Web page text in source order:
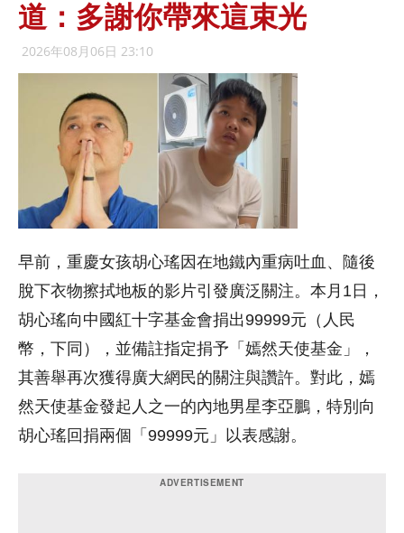
道：多謝你帶來這束光
2026年08月06日 23:10
早前，重慶女孩胡心瑤因在地鐵內重病吐血、隨後
脫下衣物擦拭地板的影片引發廣泛關注。本月1日，
胡心瑤向中國紅十字基金會捐出99999元（人民
幣，下同），並備註指定捐予「嫣然天使基金」，
其善舉再次獲得廣大網民的關注與讚許。對此，嫣
然天使基金發起人之一的內地男星李亞鵬，特別向
胡心瑤回捐兩個「99999元」以表感謝。